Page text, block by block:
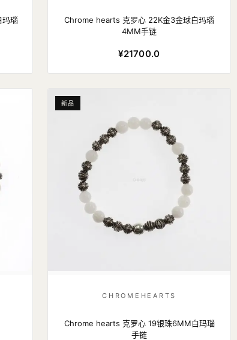
瑙
Chrome hearts 克罗心 22K金3金球白玛瑙
4MM手链
¥21700.0
新品
CHROMEHEARTS
Chrome hearts 克罗心 19银珠6MM白玛瑙
手链